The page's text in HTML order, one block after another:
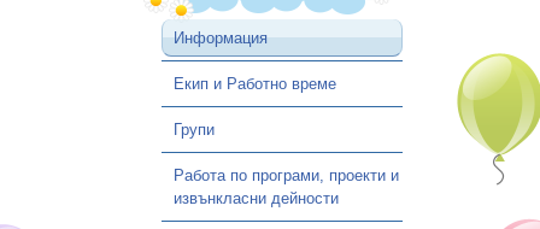
АКТУАЛНА ИНФОРМАЦИЯ –
СИСТЕМА ЗА
ЦЕНТРАЛИЗИРАНО
ЕЛЕКТРОННО КЛАСИРАНЕ
ОБЩИНА ВАРНА
Контакти
Информация
Екип и Работно време
Групи
Работа по програми, проекти и
извънкласни дейности